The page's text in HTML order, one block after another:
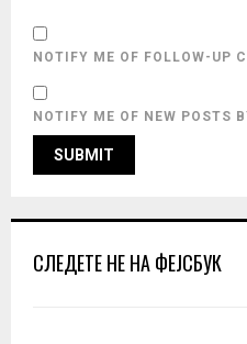
NOTIFY ME OF FOLLOW-UP
NOTIFY ME OF NEW POSTS
СЛЕДЕТЕ НЕ НА ФЕЈСБУК